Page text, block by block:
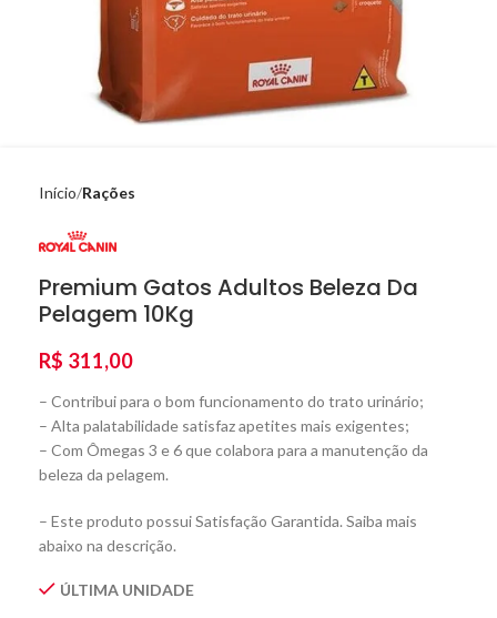
Início Rações
Premium Gatos Adultos Beleza Da
Pelagem 10Kg
R$ 311,00
– Contribui para o bom funcionamento do trato urinário;
– Alta palatabilidade satisfaz apetites mais exigentes;
– Com Ômegas 3 e 6 que colabora para a manutenção da
beleza da pelagem.
– Este produto possui Satisfação Garantida. Saiba mais
abaixo na descrição.
ÚLTIMA UNIDADE